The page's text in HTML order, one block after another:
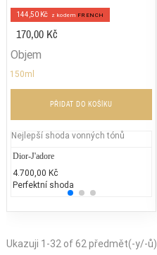
144,50 Kč z kodem FRENCH
170,00 Kč
Objem
150ml
PŘIDAT DO KOŠÍKU
Nejlepší shoda vonných tónů
Dior-J'adore
4.700,00 Kč
Perfektní shoda
Ukazuji 1-32 of 62 předmět(-y/-ů)